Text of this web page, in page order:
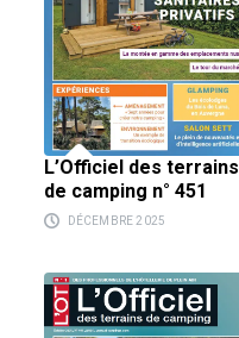
L’Officiel des terrains
de camping n° 451
DÉCEMBRE 2025